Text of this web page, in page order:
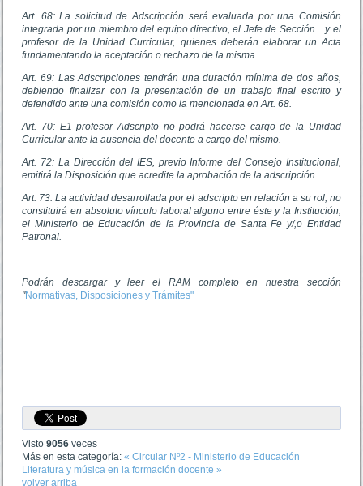
Art. 68: La solicitud de Adscripción será evaluada por una Comisión
integrada por un miembro del equipo directivo, el Jefe de Sección... y el
profesor de la Unidad Curricular, quienes deberán elaborar un Acta
fundamentando la aceptación o rechazo de la misma.
Art. 69: Las Adscripciones tendrán una duración mínima de dos años,
debiendo finalizar con la presentación de un trabajo final escrito y
defendido ante una comisión como la mencionada en Art. 68.
Art. 70: E1 profesor Adscripto no podrá hacerse cargo de la Unidad
Curricular ante la ausencia del docente a cargo del mismo.
Art. 72: La Dirección del IES, previo Informe del Consejo Institucional,
emitirá la Disposición que acredite la aprobación de la adscripción.
Art. 73: La actividad desarrollada por el adscripto en relación a su rol, no
constituirá en absoluto vínculo laboral alguno entre éste y la Institución,
el Ministerio de Educación de la Provincia de Santa Fe y/,o Entidad
Patronal.
Podrán descargar y leer el RAM completo en nuestra sección
"Normativas, Disposiciones y Trámites"
Visto9056 veces
Más en esta categoría: « Circular Nº2 - Ministerio de Educación
Literatura y música en la formación docente »
volver arriba